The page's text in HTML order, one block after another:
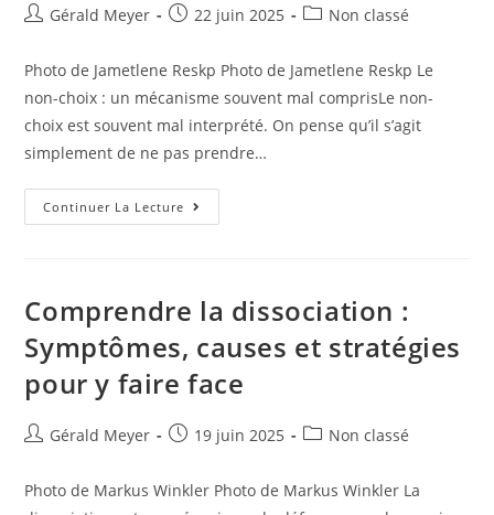
Gérald Meyer 22 juin 2025 Non classé
Photo de Jametlene Reskp Photo de Jametlene Reskp Le
non-choix : un mécanisme souvent mal comprisLe non-
choix est souvent mal interprété. On pense qu’il s’agit
simplement de ne pas prendre…
Continuer La Lecture
Comprendre la dissociation :
Symptômes, causes et stratégies
pour y faire face
Gérald Meyer 19 juin 2025 Non classé
Photo de Markus Winkler Photo de Markus Winkler La